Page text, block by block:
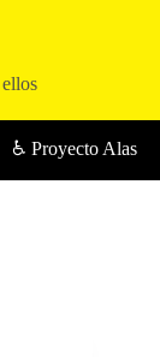
♿ Proyecto Alas